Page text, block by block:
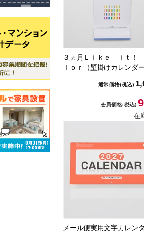
３ヵ月Ｌｉｋｅ ｉｔ！
ｌｏｒ（壁掛けカレンダ
通常価格(税込)
会員価格(税込)
在
メール便実用文字カレン